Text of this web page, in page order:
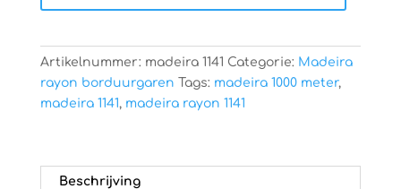
Artikelnummer: madeira 1141 Categorie: Madeira
rayon borduurgaren Tags: madeira 1000 meter,
madeira 1141 , madeira rayon 1141
Beschrijving